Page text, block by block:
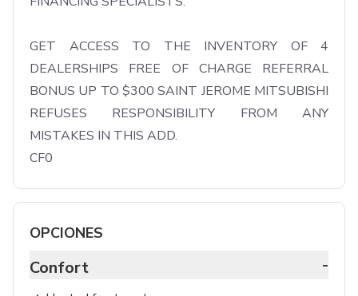
GET ACCESS TO THE INVENTORY OF 4
DEALERSHIPS FREE OF CHARGE REFERRAL
BONUS UP TO $300 SAINT JEROME MITSUBISHI
REFUSES RESPONSIBILITY FROM ANY
MISTAKES IN THIS ADD.
CF0
OPCIONES
Confort -